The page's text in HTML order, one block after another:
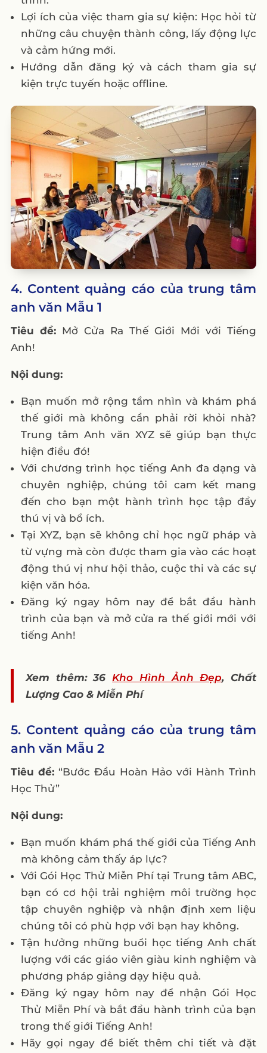
Lợi ích của việc tham gia sự kiện: Học hỏi từ
những câu chuyện thành công, lấy động lực
và cảm hứng mới.
Hướng dẫn đăng ký và cách tham gia sự
kiện trực tuyến hoặc offline.
4. Content quảng cáo của trung tâm
anh văn Mẫu 1
Tiêu đề:Mở Cửa Ra Thế Giới Mới với Tiếng
Anh!
Nội dung:
Bạn muốn mở rộng tầm nhìn và khám phá
thế giới mà không cần phải rời khỏi nhà?
Trung tâm Anh văn XYZ sẽ giúp bạn thực
hiện điều đó!
Với chương trình học tiếng Anh đa dạng và
chuyên nghiệp, chúng tôi cam kết mang
đến cho bạn một hành trình học tập đầy
thú vị và bổ ích.
Tại XYZ, bạn sẽ không chỉ học ngữ pháp và
từ vựng mà còn được tham gia vào các hoạt
động thú vị như hội thảo, cuộc thi và các sự
kiện văn hóa.
Đăng ký ngay hôm nay để bắt đầu hành
trình của bạn và mở cửa ra thế giới mới với
tiếng Anh!
Xem thêm: 36Kho Hình Ảnh Đẹp, Chất
Lượng Cao & Miễn Phí
5. Content quảng cáo của trung tâm
anh văn Mẫu 2
Tiêu đề:“Bước Đầu Hoàn Hảo với Hành Trình
Học Thử”
Nội dung:
Bạn muốn khám phá thế giới của Tiếng Anh
mà không cảm thấy áp lực?
Với Gói Học Thử Miễn Phí tại Trung tâm ABC,
bạn có cơ hội trải nghiệm môi trường học
tập chuyên nghiệp và nhận định xem liệu
chúng tôi có phù hợp với bạn hay không.
Tận hưởng những buổi học tiếng Anh chất
lượng với các giáo viên giàu kinh nghiệm và
phương pháp giảng dạy hiệu quả.
Đăng ký ngay hôm nay để nhận Gói Học
Thử Miễn Phí và bắt đầu hành trình của bạn
trong thế giới Tiếng Anh!
Hãy gọi ngay để biết thêm chi tiết và đặt